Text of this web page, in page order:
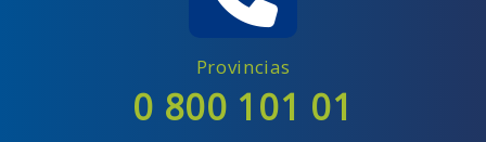
Provincias
0 800 101 01